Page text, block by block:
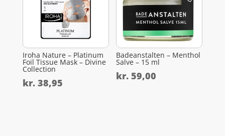
Iroha Nature – Platinum
Foil Tissue Mask – Divine
Collection
kr.38,95
Badeanstalten – Menthol
Salve – 15 ml
kr. 59,00